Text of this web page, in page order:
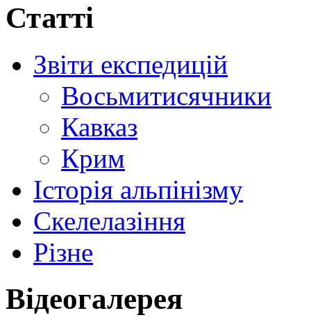
Статті
Звіти експедицій
Восьмитисячники
Кавказ
Крим
Історія альпінізму
Скелелазіння
Різне
Відеогалерея